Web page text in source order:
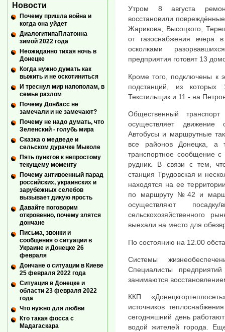
Утром 8 августа
восстановили
Жарикова, Высоцкого,
от газоснабжения вчера в
осколками
предприятия готовят 13
Кроме того, подключены к
подстанций, из
Текстильщик и 11 - на
Общественный
осуществляет движение
Автобусы и маршрутные
все районов Донецка, а
транспортное сообщение с
рудник. В связи с тем,
станция Трудовская и
находятся на ее
по маршруту №42 и
осуществляют
сельскохозяйственного
выехали на место для
По состоянию на 12.00
Системы
Специалисты
занимаются
ККП
источников
сегодняшний день
водой жителей города.
Новости
Почему пришла война и
когда она уйдет
ДиалогитипаПлатонна
зимой 2022 года
Неожиданно тихая ночь в
Донецке
Когда нужно думать как
выжить и не оскотиниться
И треснул мир напополам, в
семье разлом
Почему Донбасс не
замечали и не замечают?
Почему не надо думать, что
Зеленский - голубь мира
Сказка о медведе и
сельском дурачке Мыколе
Пять пунктов к непростому
текущему моменту
Почему антивоенный парад
российских, украинских и
зарубежных селебов
вызывает дикую ярость
Давайте поговорим
откровенно, почему злятся
дончане
Письма, звонки и
сообщения о ситуации в
Украине и Донецке 26
февраля
Дончане о ситуации в Киеве
25 февраля 2022 года
Ситуация в Донецке и
области 23 февраля 2022
года
Что нужно для любви
Кто такая фосса с
Мадагаскара